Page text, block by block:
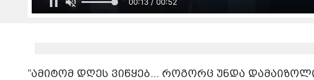
“ამიტომ დღეს ვიწყებ... როგორც უნდა